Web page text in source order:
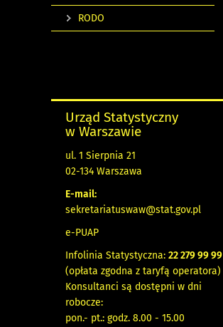
RODO
Urząd Statystyczny
w Warszawie
ul. 1 Sierpnia 21
02-134 Warszawa
E-mail:
sekretariatuswaw@stat.gov.pl
e-PUAP
Infolinia Statystyczna: 22 279 99 99
(opłata zgodna z taryfą operatora)
Konsultanci są dostępni w dni
robocze:
pon.- pt.: godz. 8.00 - 15.00